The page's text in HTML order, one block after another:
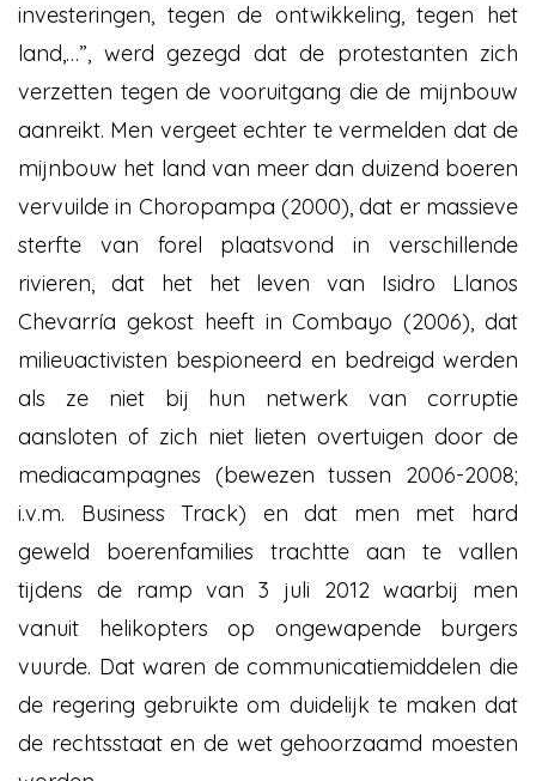
investeringen, tegen de ontwikkeling, tegen het
land,…”, werd gezegd dat de protestanten zich
verzetten tegen de vooruitgang die de mijnbouw
aanreikt. Men vergeet echter te vermelden dat de
mijnbouw het land van meer dan duizend boeren
vervuilde in Choropampa (2000), dat er massieve
sterfte van forel plaatsvond in verschillende
rivieren, dat het het leven van Isidro Llanos
Chevarría gekost heeft in Combayo (2006), dat
milieuactivisten bespioneerd en bedreigd werden
als ze niet bij hun netwerk van corruptie
aansloten of zich niet lieten overtuigen door de
mediacampagnes (bewezen tussen 2006-2008;
i.v.m. Business Track) en dat men met hard
geweld boerenfamilies trachtte aan te vallen
tijdens de ramp van 3 juli 2012 waarbij men
vanuit helikopters op ongewapende burgers
vuurde. Dat waren de communicatiemiddelen die
de regering gebruikte om duidelijk te maken dat
de rechtsstaat en de wet gehoorzaamd moesten